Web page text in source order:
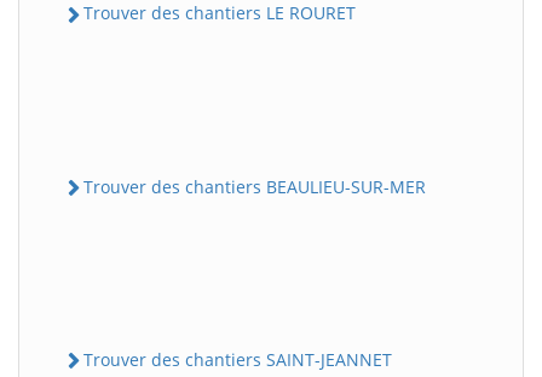
Trouver des chantiers LE ROURET
Trouver des chantiers BEAULIEU-SUR-MER
Trouver des chantiers SAINT-JEANNET